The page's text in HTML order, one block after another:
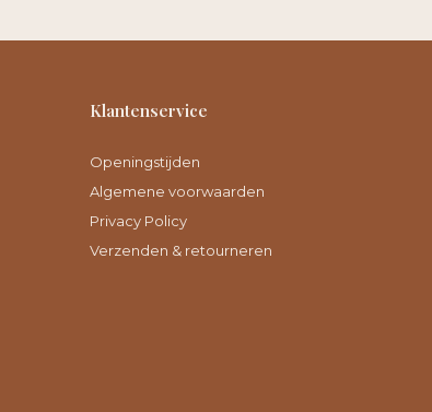
Klantenservice
Openingstijden
Algemene voorwaarden
Privacy Policy
Verzenden & retourneren